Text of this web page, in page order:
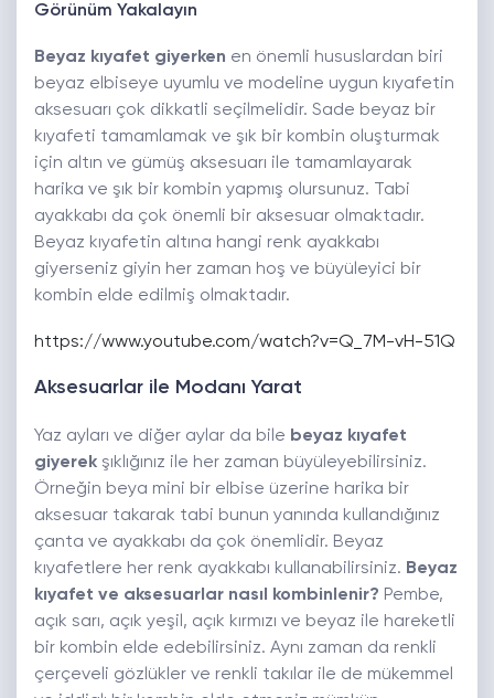
Görünüm Yakalayın
Beyaz kıyafet giyerken en önemli hususlardan biri
beyaz elbiseye uyumlu ve modeline uygun kıyafetin
aksesuarı çok dikkatli seçilmelidir. Sade beyaz bir
kıyafeti tamamlamak ve şık bir kombin oluşturmak
için altın ve gümüş aksesuarı ile tamamlayarak
harika ve şık bir kombin yapmış olursunuz. Tabi
ayakkabı da çok önemli bir aksesuar olmaktadır.
Beyaz kıyafetin altına hangi renk ayakkabı
giyerseniz giyin her zaman hoş ve büyüleyici bir
kombin elde edilmiş olmaktadır.
https://www.youtube.com/watch?v=Q_7M-vH-51Q
Aksesuarlar ile Modanı Yarat
Yaz ayları ve diğer aylar da bile beyaz kıyafet
giyerek şıklığınız ile her zaman büyüleyebilirsiniz.
Örneğin beya mini bir elbise üzerine harika bir
aksesuar takarak tabi bunun yanında kullandığınız
çanta ve ayakkabı da çok önemlidir. Beyaz
kıyafetlere her renk ayakkabı kullanabilirsiniz. Beyaz
kıyafet ve aksesuarlar nasıl kombinlenir? Pembe,
açık sarı, açık yeşil, açık kırmızı ve beyaz ile hareketli
bir kombin elde edebilirsiniz. Aynı zaman da renkli
çerçeveli gözlükler ve renkli takılar ile de mükemmel